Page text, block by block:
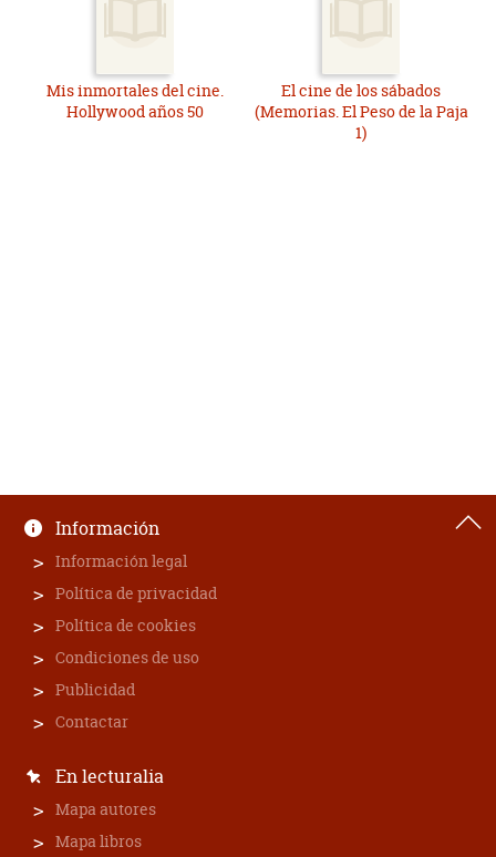
Mis inmortales del cine.
Hollywood años 50
El cine de los sábados
(Memorias. El Peso de la Paja
1)
Información
Información legal
Política de privacidad
Política de cookies
Condiciones de uso
Publicidad
Contactar
En lecturalia
Mapa autores
Mapa libros